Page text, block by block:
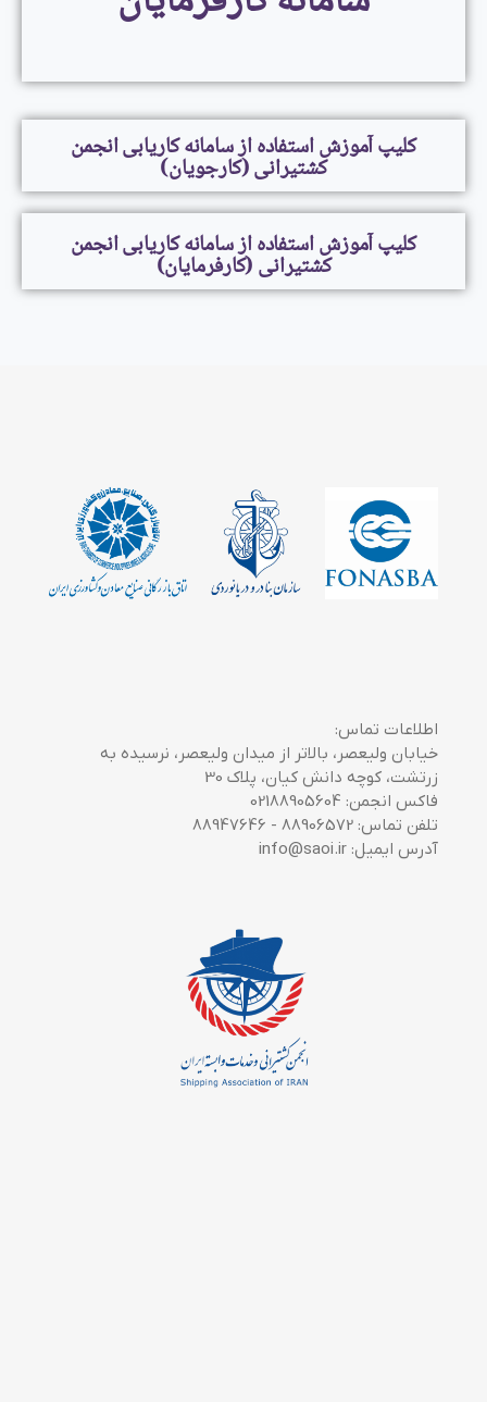
کلیپ آموزش استفاده از سامانه کاریابی انجمن
کشتیرانی (کارجویان)
کلیپ آموزش استفاده از سامانه کاریابی انجمن
کشتیرانی (کارفرمایان)
اطلاعات تماس:
خیابان ولیعصر، بالاتر از میدان ولیعصر، نرسیده به
زرتشت، کوچه دانش کیان، پلاک 30
فاکس انجمن: 02188905604
تلفن تماس: 88906572 - 88947646
آدرس ایمیل: info@saoi.ir